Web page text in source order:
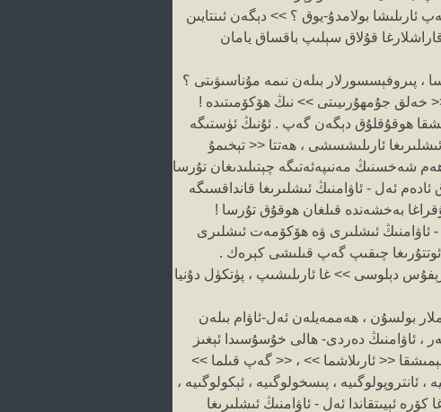
ئارىلىشا بولامدۇ-يوق ؟ >> دېگەن ئىنتايىن
قۇلاق سېلىپ باقساق يامان
، پىروفېسسورلار بىلەن نىمە مۇناسىۋىتى ؟
خەلق جۇمھۇرىيىتى >> نىڭ ھۆكۆمىتىدە !
ھوقۇقلۇق دېگەن گەپ . ئۇنىڭ ئۈستىگە
ئارىلىشسشى ، ھەتتا << تېخىمۇ
شەخسنىڭ مەنىپەئەتىگە چېتىلىدىغان تۇرسا
ئەل - ئاۋامنىڭ ئىشلىرىغا قانداقسىگە
بەخشەندە قىلغان ھوقۇق تۇرسا !
- ئاۋامنىڭ ئىشلىرى ۋە ھۆكۆمەت ئىشلىرى
چىقىپ گەپ قىلىشى كېرەك .
درېفۇس دېلوسى >> غا ئارىلىشىپ ، پۈتكۈل دۇنيا
بولسۇن ، ھەممەيلەن ئەل-ئاۋام بىلەن
، ئاۋامنىڭ دەردى- ھالى خۇسۇسىدا ئېغىز
<< ئارىلاشما >> ، << گەپ قىلما >>
، پىسخولوگىيە ، ئېكولوگىيە ،
ئېيىتقاندا ئەل - ئاۋامنىڭ ئىشلىرىغا